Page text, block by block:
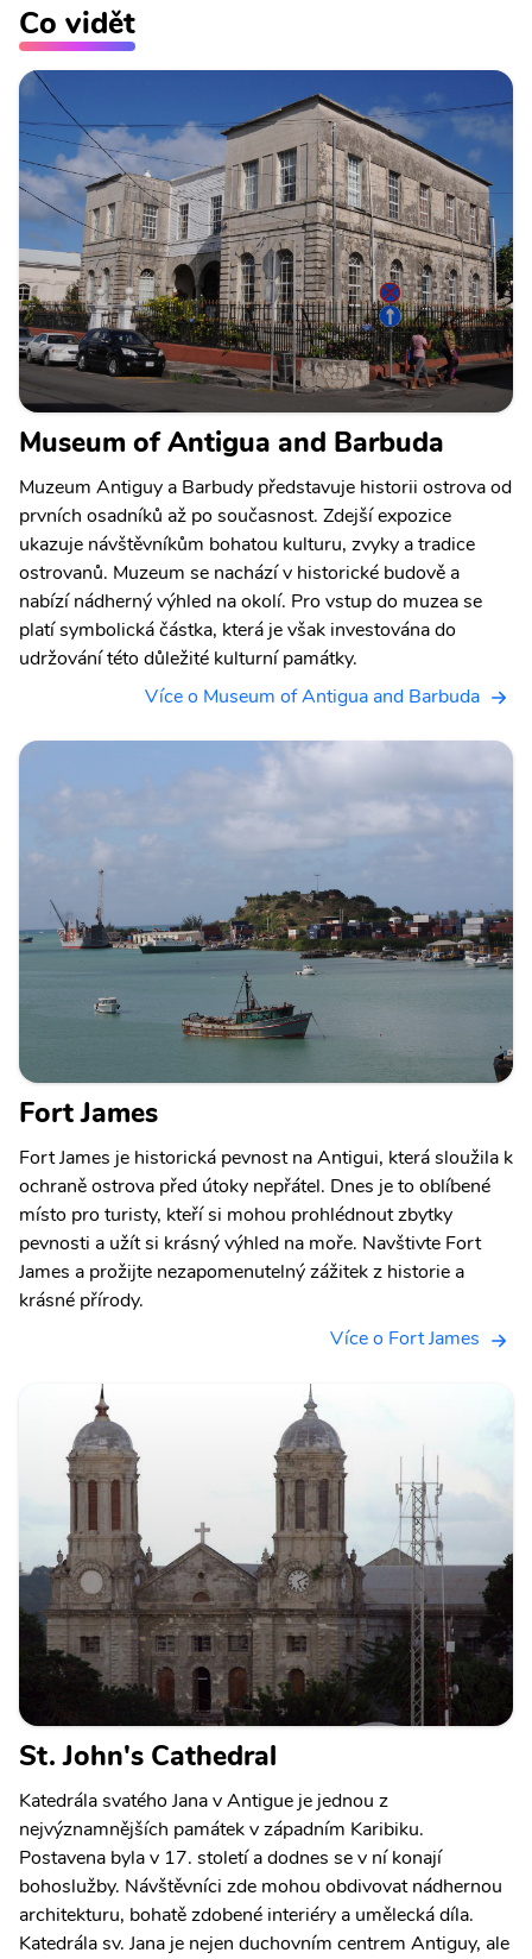
Co vidět
Museum of Antigua and Barbuda
Muzeum Antiguy a Barbudy představuje historii ostrova od
prvních osadníků až po současnost. Zdejší expozice
ukazuje návštěvníkům bohatou kulturu, zvyky a tradice
ostrovanů. Muzeum se nachází v historické budově a
nabízí nádherný výhled na okolí. Pro vstup do muzea se
platí symbolická částka, která je však investována do
udržování této důležité kulturní památky.
Více o Museum of Antigua and Barbuda
Fort James
Fort James je historická pevnost na Antigui, která sloužila k
ochraně ostrova před útoky nepřátel. Dnes je to oblíbené
místo pro turisty, kteří si mohou prohlédnout zbytky
pevnosti a užít si krásný výhled na moře. Navštivte Fort
James a prožijte nezapomenutelný zážitek z historie a
krásné přírody.
Více o Fort James
St. John's Cathedral
Katedrála svatého Jana v Antigue je jednou z
nejvýznamnějších památek v západním Karibiku.
Postavena byla v 17. století a dodnes se v ní konají
bohoslužby. Návštěvníci zde mohou obdivovat nádhernou
architekturu, bohatě zdobené interiéry a umělecká díla.
Katedrála sv. Jana je nejen duchovním centrem Antiguy, ale